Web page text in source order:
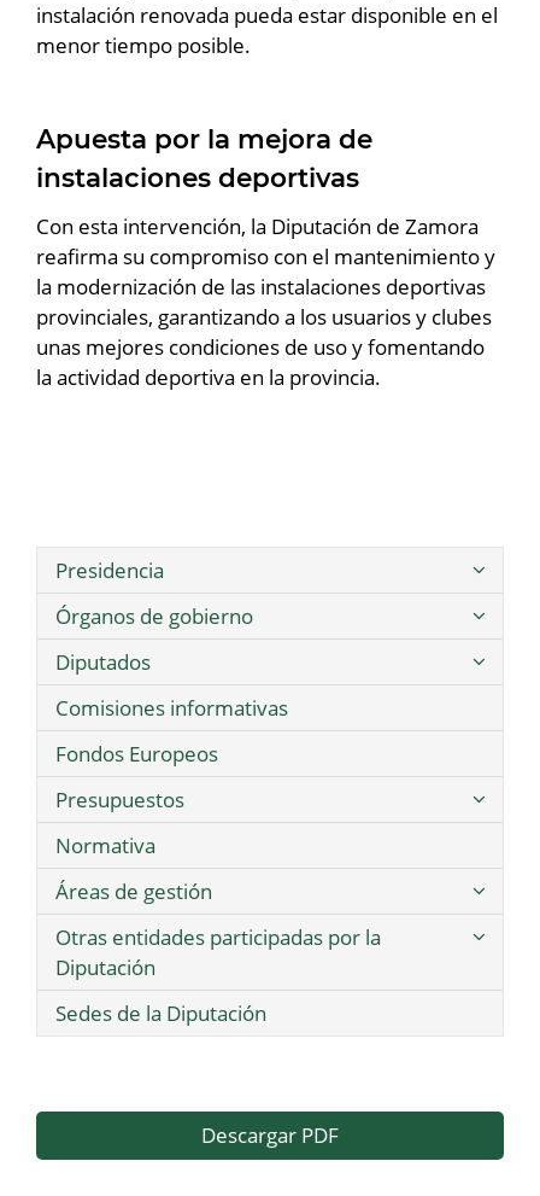
instalación renovada pueda estar disponible en el
menor tiempo posible.
Apuesta por la mejora de
instalaciones deportivas
Con esta intervención, la Diputación de Zamora
reafirma su compromiso con el mantenimiento y
la modernización de las instalaciones deportivas
provinciales, garantizando a los usuarios y clubes
unas mejores condiciones de uso y fomentando
la actividad deportiva en la provincia.
Presidencia
Órganos de gobierno
Diputados
Comisiones informativas
Fondos Europeos
Presupuestos
Normativa
Áreas de gestión
Otras entidades participadas por la
Diputación
Sedes de la Diputación
Descargar PDF